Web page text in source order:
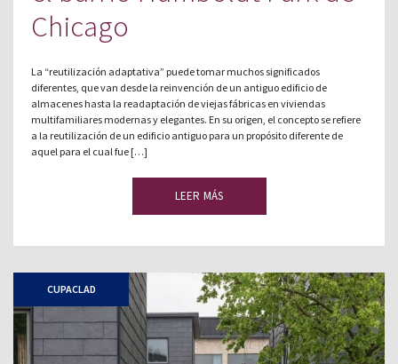
Chicago
La “reutilización adaptativa” puede tomar muchos significados
diferentes, que van desde la reinvención de un antiguo edificio de
almacenes hasta la readaptación de viejas fábricas en viviendas
multifamiliares modernas y elegantes. En su origen, el concepto se refiere
a la reutilización de un edificio antiguo para un propósito diferente de
aquel para el cual fue […]
LEER MÁS
CUPACLAD